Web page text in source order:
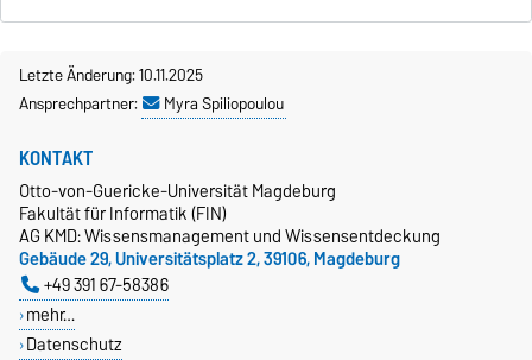
Letzte Änderung: 10.11.2025
Ansprechpartner:
Myra Spiliopoulou
KONTAKT
Otto-von-Guericke-Universität Magdeburg
Fakultät für Informatik (FIN)
AG KMD: Wissensmanagement und Wissensentdeckung
Gebäude 29, Universitätsplatz 2, 39106, Magdeburg
+49 391 67-58386
mehr…
Datenschutz